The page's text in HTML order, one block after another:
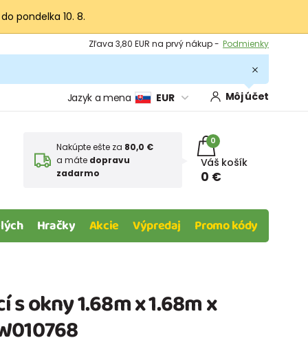
pondelka 10. 8.
Zľava 3,80 EUR na prvý nákup -
Podmienky
Jazyk a mena EUR Môj účet
Nakúpte ešte za 80,0 €
a máte dopravu
zadarmo
0
Váš košík
0 €
Hračky Akcie Výpredaj Promo kódy
okny 1.68m x 1.68m x